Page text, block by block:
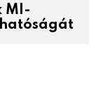
MI-